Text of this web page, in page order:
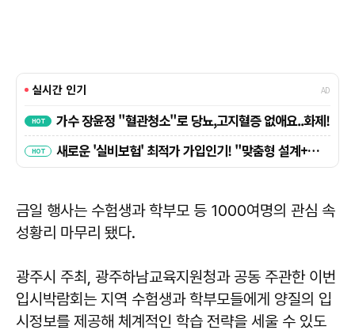
금일 행사는 수험생과 학부모 등 1000여명의 관심 속
성황리 마무리 됐다.
광주시 주최, 광주하남교육지원청과 공동 주관한 이번
입시박람회는 지역 수험생과 학부모들에게 양질의 입
시정보를 제공해 체계적인 학습 전략을 세울 수 있도